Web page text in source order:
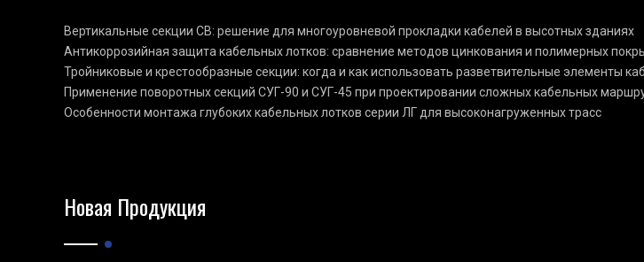
Вертикальные секции СВ: решение для многоуровневой прокладки кабелей в высотных зданиях
Антикоррозийная защита кабельных лотков: сравнение методов цинкования и полимерных
Тройниковые и крестообразные секции: когда и как использовать разветвительные элементы
Применение поворотных секций СУГ-90 и СУГ-45 при проектировании сложных кабельных
Особенности монтажа глубоких кабельных лотков серии ЛГ для высоконагруженных трасс
Новая Продукция